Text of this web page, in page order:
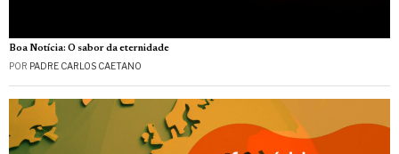
Boa Notícia: O sabor da eternidade
POR PADRE CARLOS CAETANO